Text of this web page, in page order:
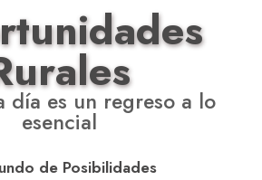
día es un regreso a lo
esencial
de Posibilidades